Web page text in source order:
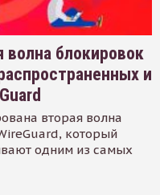
волна блокировок
и
вторая волна
который
одним из самых